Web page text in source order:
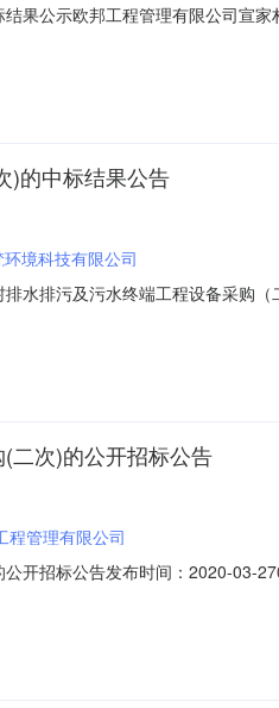
果公示欧邦工程管理有限公司宣
成交日期：2020年4月17日七.中
)的中标结果公告
境科技有限公司
水排污及污水终端工程设备采购
科技有限公司九、评审小组成员
二次)的公开招标公告
程管理有限公司
开招标公告发布时间：2020-
十二条要求,且必须为未被列入“